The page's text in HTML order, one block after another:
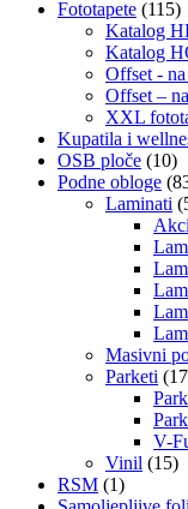
Fototapete (115)
Katalog
Katalog
Offset -
Offset –
XXL
Kupatila i
OSB ploče (10)
Podne obloge
Laminati
Masivni
Parketi
V-
Vinil (15)
RSM (1)